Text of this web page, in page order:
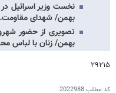
بهمن/ شهدای
بهمن/ زنان با لباس
۲۹۲۱۵
کد مطلب2022988